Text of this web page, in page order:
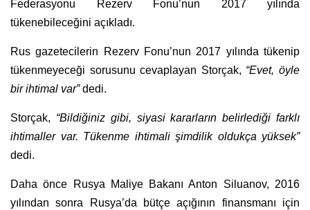
Federasyonu Rezerv Fonu’nun 2017 yılında
tükenebileceğini açıkladı.
Rus gazetecilerin Rezerv Fonu’nun 2017 yılında tükenip
tükenmeyeceği sorusunu cevaplayan Storçak, “Evet, öyle
bir ihtimal var”dedi.
Storçak, “Bildiğiniz gibi, siyasi kararların belirlediği farklı
ihtimaller var. Tükenme ihtimali şimdilik oldukça yüksek”
dedi.
Daha önce Rusya Maliye Bakanı Anton Siluanov, 2016
yılından sonra Rusya’da bütçe açığının finansmanı için